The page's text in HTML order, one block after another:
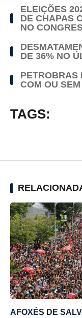
ELEIÇÕES
DE CHAPAS
NO
DE 36% NO
PETROBRAS
COM OU
TAGS:
AFOXÉS DE